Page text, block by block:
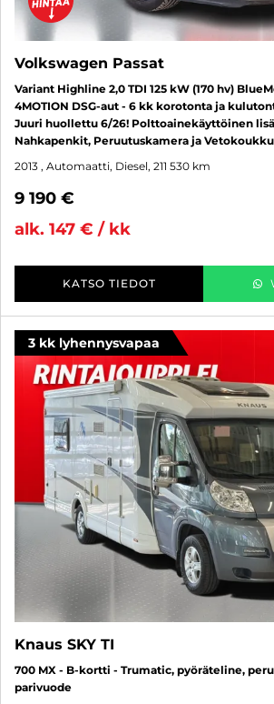
Volkswagen Passat
Variant Highline 2,0 TDI 125 kW (170 hv)
4MOTION DSG-aut - 6 kk korotonta ja
Juuri huollettu 6/26! Polttoainekäyttöinen
Nahkapenkit, Peruutuskamera ja Vetokoukku
2013 , Automaatti, Diesel, 211 530 km
9 190 €
alk. 147 € / kk
KATSO TIEDOT
3 kk lyhennysvapaa
Knaus SKY TI
700 MX - B-kortti - Trumatic, pyöräteline,
parivuode